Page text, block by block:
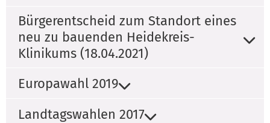
Bürgerentscheid zum Standort eines
neu zu bauenden Heidekreis-
Klinikums (18.04.2021)
Europawahl 2019
Landtagswahlen 2017